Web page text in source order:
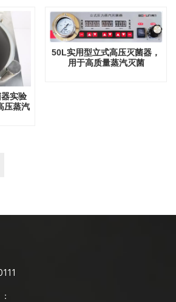
实验
压蒸汽
50L实用型立式高压灭菌器，
用于高质量蒸汽灭菌